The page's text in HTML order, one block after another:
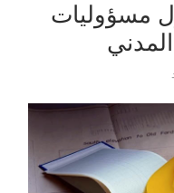
مسؤوليات